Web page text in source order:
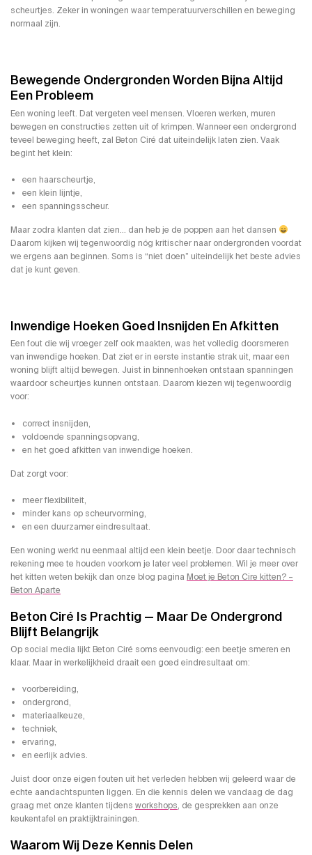
scheurtjes. Zeker in woningen waar temperatuurverschillen en beweging
normaal zijn.
Bewegende Ondergronden Worden Bijna Altijd
Een Probleem
Een woning leeft. Dat vergeten veel mensen. Vloeren werken, muren
bewegen en constructies zetten uit of krimpen. Wanneer een ondergrond
teveel beweging heeft, zal Beton Ciré dat uiteindelijk laten zien. Vaak
begint het klein:
een haarscheurtje,
een klein lijntje,
een spanningsscheur.
Maar zodra klanten dat zien… dan heb je de poppen aan het dansen
Daarom kijken wij tegenwoordig nóg kritischer naar ondergronden voordat
we ergens aan beginnen. Soms is “niet doen” uiteindelijk het beste advies
dat je kunt geven.
Inwendige Hoeken Goed Insnijden En Afkitten
Een fout die wij vroeger zelf ook maakten, was het volledig doorsmeren
van inwendige hoeken. Dat ziet er in eerste instantie strak uit, maar een
woning blijft altijd bewegen. Juist in binnenhoeken ontstaan spanningen
waardoor scheurtjes kunnen ontstaan. Daarom kiezen wij tegenwoordig
voor:
correct insnijden,
voldoende spanningsopvang,
en het goed afkitten van inwendige hoeken.
Dat zorgt voor:
meer flexibiliteit,
minder kans op scheurvorming,
en een duurzamer eindresultaat.
Een woning werkt nu eenmaal altijd een klein beetje. Door daar technisch
rekening mee te houden voorkom je later veel problemen. Wil je meer over
het kitten weten bekijk dan onze blog pagina Moet je Beton Cire kitten? –
Beton Aparte
Beton Ciré Is Prachtig — Maar De Ondergrond
Blijft Belangrijk
Op social media lijkt Beton Ciré soms eenvoudig: een beetje smeren en
klaar. Maar in werkelijkheid draait een goed eindresultaat om:
voorbereiding,
ondergrond,
materiaalkeuze,
techniek,
ervaring,
en eerlijk advies.
Juist door onze eigen fouten uit het verleden hebben wij geleerd waar de
echte aandachtspunten liggen. En die kennis delen we vandaag de dag
graag met onze klanten tijdens workshops, de gesprekken aan onze
keukentafel en praktijktrainingen.
Waarom Wij Deze Kennis Delen